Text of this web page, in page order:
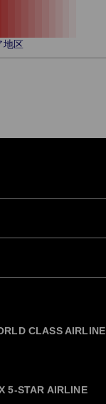
地区
CLASS AIRLINE
5-STAR AIRLINE